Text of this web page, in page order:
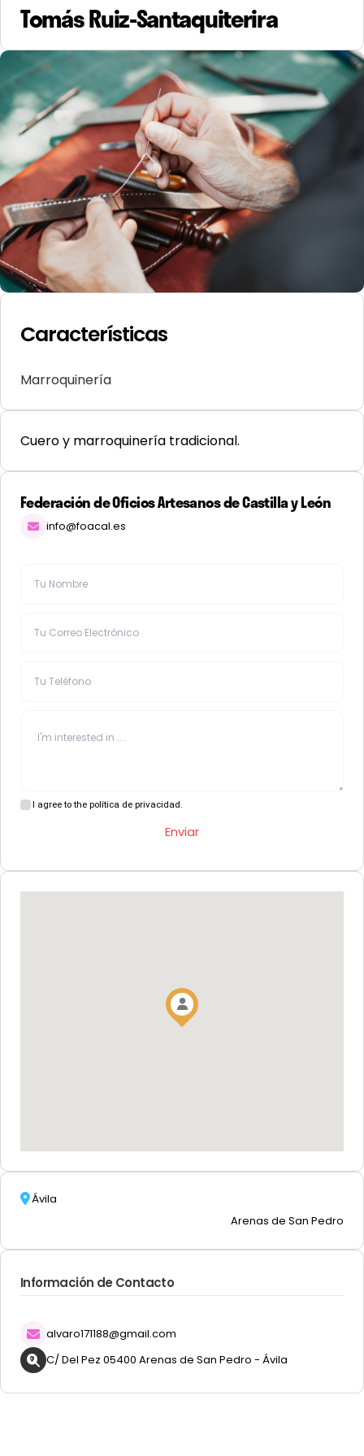
Tomás Ruiz-Santaquiterira
Características
Marroquinería
Cuero y marroquinería tradicional.
Federación de Oficios Artesanos de Castilla y León
info@foacal.es
I agree to the política de privacidad.
Enviar
Ávila
Arenas de San Pedro
Información de Contacto
alvaro171188@gmail.com
C/ Del Pez 05400 Arenas de San Pedro - Ávila